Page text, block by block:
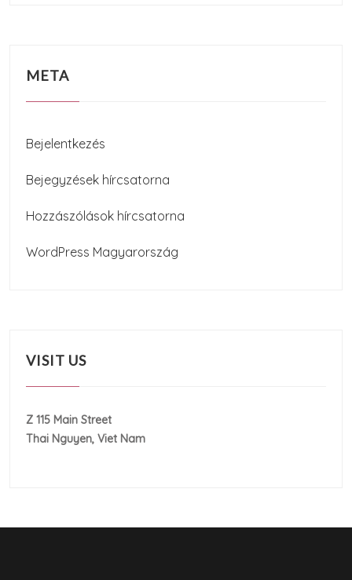
META
Bejelentkezés
Bejegyzések hírcsatorna
Hozzászólások hírcsatorna
WordPress Magyarország
VISIT US
Z 115 Main Street
Thai Nguyen, Viet Nam